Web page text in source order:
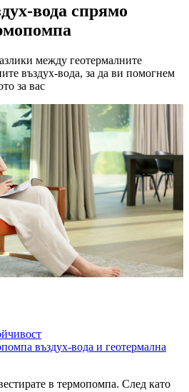
вода спрямо
между геотермалните
въздух-вода, за да ви помогнем
за вас
въздух-вода и геотермална
в термопомпа. След като